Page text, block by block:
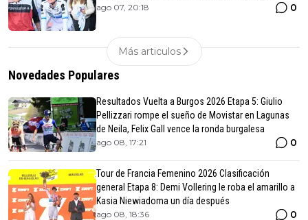
ago 07, 20:18 0
Más articulos
Novedades Populares
Resultados Vuelta a Burgos 2026 Etapa 5: Giulio
Pellizzari rompe el sueño de Movistar en Lagunas
de Neila, Felix Gall vence la ronda burgalesa
ago 08, 17:21 0
Tour de Francia Femenino 2026 Clasificación
general Etapa 8: Demi Vollering le roba el amarillo a
Kasia Niewiadoma un día después
ago 08, 18:36 0